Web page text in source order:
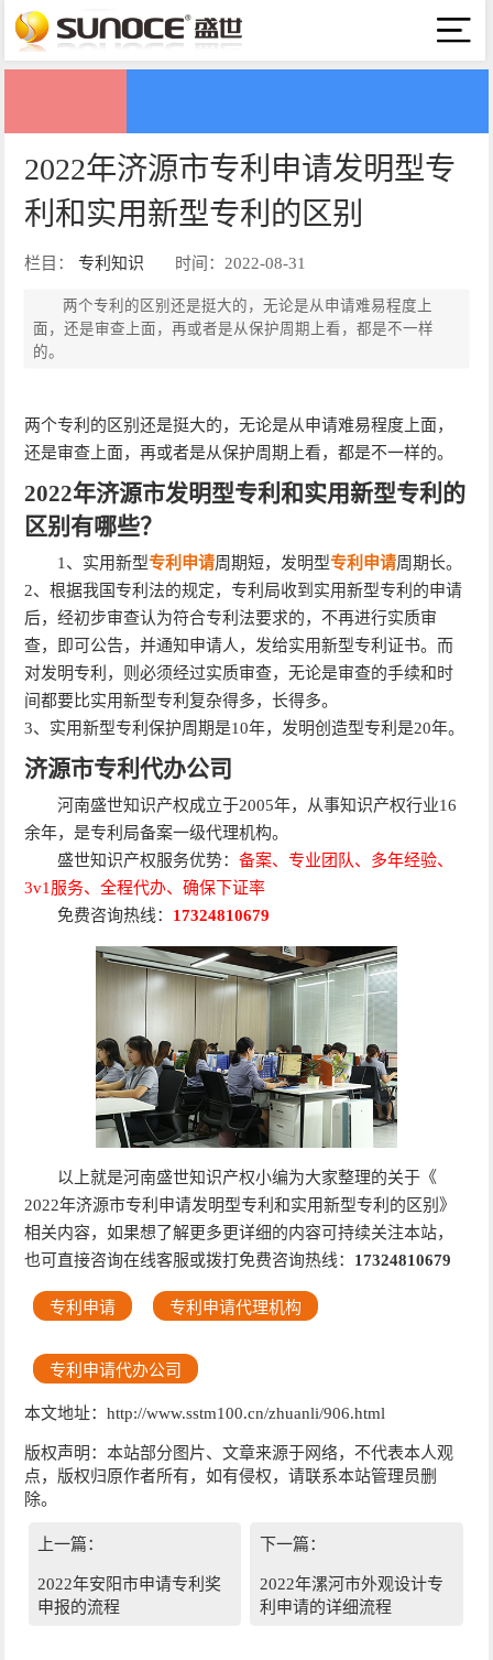
2022年济源市专利申请发明型专
利和实用新型专利的区别
栏目：专利知识 时间：2022-08-31
两个专利的区别还是挺大的，无论是从申请难易程度上
面，还是审查上面，再或者是从保护周期上看，都是不一样
的。
两个专利的区别还是挺大的，无论是从申请难易程度上面，
还是审查上面，再或者是从保护周期上看，都是不一样的。
2022年济源市发明型专利和实用新型专利的
区别有哪些？
1、实用新型专利申请周期短，发明型专利申请周期长。
2、根据我国专利法的规定，专利局收到实用新型专利的申请
后，经初步审查认为符合专利法要求的，不再进行实质审
查，即可公告，并通知申请人，发给实用新型专利证书。而
对发明专利，则必须经过实质审查，无论是审查的手续和时
间都要比实用新型专利复杂得多，长得多。
3、实用新型专利保护周期是10年，发明创造型专利是20年。
济源市专利代办公司
河南盛世知识产权成立于2005年，从事知识产权行业16
余年，是专利局备案一级代理机构。
盛世知识产权服务优势：备案、专业团队、多年经验、
3v1服务、全程代办、确保下证率
免费咨询热线： 17324810679
以上就是河南盛世知识产权小编为大家整理的关于《
2022年济源市专利申请发明型专利和实用新型专利的区别》
相关内容，如果想了解更多更详细的内容可持续关注本站，
也可直接咨询在线客服或拨打免费咨询热线： 17324810679
专利申请 专利申请代理机构
专利申请代办公司
本文地址：http://www.sstm100.cn/zhuanli/906.html
版权声明：本站部分图片、文章来源于网络，不代表本人观
点，版权归原作者所有，如有侵权，请联系本站管理员删
除。
上一篇：
2022年安阳市申请专利奖
申报的流程
下一篇：
2022年漯河市外观设计专
利申请的详细流程